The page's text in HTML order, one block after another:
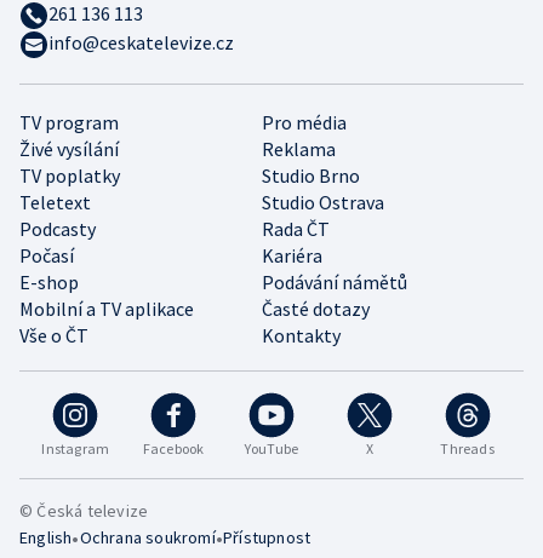
Instagram Facebook YouTube X Threads
TV program
Pro média
Živé vysílání
Reklama
TV poplatky
Studio Brno
Teletext
Studio Ostrava
Podcasty
Rada ČT
Počasí
Kariéra
E-shop
Podávání námětů
Mobilní a TV aplikace
Časté dotazy
Vše o ČT
Kontakty
261 136 113
info@ceskatelevize.cz
© Česká televize
English•Ochrana soukromí•Přístupnost